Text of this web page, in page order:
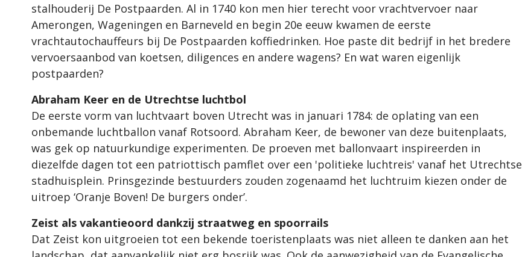
stalhouderij De Postpaarden. Al in 1740 kon men hier terecht voor vrachtvervoer naar
Amerongen, Wageningen en Barneveld en begin 20e eeuw kwamen de eerste
vrachtautochauffeurs bij De Postpaarden koffiedrinken. Hoe paste dit bedrijf in het bredere
vervoersaanbod van koetsen, diligences en andere wagens? En wat waren eigenlijk
postpaarden?
Abraham Keer en de Utrechtse luchtbol
De eerste vorm van luchtvaart boven Utrecht was in januari 1784: de oplating van een
onbemande luchtballon vanaf Rotsoord. Abraham Keer, de bewoner van deze buitenplaats,
was gek op natuurkundige experimenten. De proeven met ballonvaart inspireerden in
diezelfde dagen tot een patriottisch pamflet over een 'politieke luchtreis' vanaf het Utrechtse
stadhuisplein. Prinsgezinde bestuurders zouden zogenaamd het luchtruim kiezen onder de
uitroep ‘Oranje Boven! De burgers onder’.
Zeist als vakantieoord dankzij straatweg en spoorrails
Dat Zeist kon uitgroeien tot een bekende toeristenplaats was niet alleen te danken aan het